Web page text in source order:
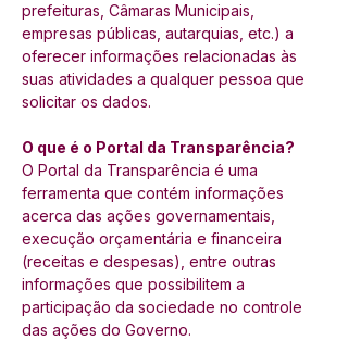
prefeituras, Câmaras Municipais,
empresas públicas, autarquias, etc.) a
oferecer informações relacionadas às
suas atividades a qualquer pessoa que
solicitar os dados.
O que é o Portal da Transparência?
O Portal da Transparência é uma
ferramenta que contém informações
acerca das ações governamentais,
execução orçamentária e financeira
(receitas e despesas), entre outras
informações que possibilitem a
participação da sociedade no controle
das ações do Governo.